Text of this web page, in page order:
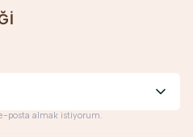
posta almak istiyorum.